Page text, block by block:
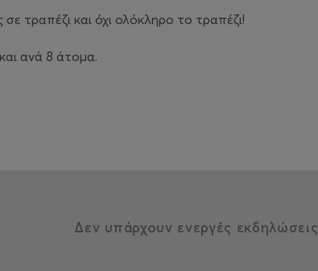
τραπέζι και όχι ολόκληρο το τραπέζι!
ανά 8 άτομα.
Δεν υπάρχουν ενεργές εκδηλώσεις